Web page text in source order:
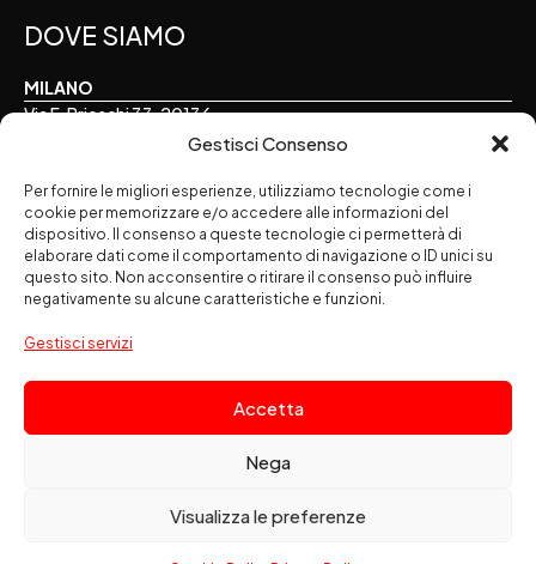
Gestisci Consenso
Per fornire le migliori esperienze, utilizziamo tecnologie come i
cookie per memorizzare e/o accedere alle informazioni del
dispositivo. Il consenso a queste tecnologie ci permetterà di
elaborare dati come il comportamento di navigazione o ID unici su
questo sito. Non acconsentire o ritirare il consenso può influire
negativamente su alcune caratteristiche e funzioni.
Gestisci servizi
Accetta
Nega
Visualizza le preferenze
DOVE SIAMO
MILANO
Via F. Brioschi 33, 20136
Via E. Perrone 16, 10122
ALESSANDRIA
Via Palermo 7, 15121
SEGUICI SUI SOCIAL
- Codice Fiscale: 02083080164 - Partita IVA: 10683390156